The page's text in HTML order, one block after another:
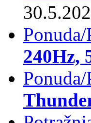
Ponuda/
240Hz,
Ponuda/